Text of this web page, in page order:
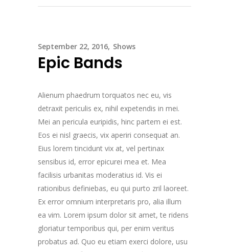
September 22, 2016 Shows
Epic Bands
Alienum phaedrum torquatos nec eu, vis
detraxit periculis ex, nihil expetendis in mei.
Mei an pericula euripidis, hinc partem ei est.
Eos ei nisl graecis, vix aperiri consequat an.
Eius lorem tincidunt vix at, vel pertinax
sensibus id, error epicurei mea et. Mea
facilisis urbanitas moderatius id. Vis ei
rationibus definiebas, eu qui purto zril laoreet.
Ex error omnium interpretaris pro, alia illum
ea vim. Lorem ipsum dolor sit amet, te ridens
gloriatur temporibus qui, per enim veritus
probatus ad. Quo eu etiam exerci dolore, usu